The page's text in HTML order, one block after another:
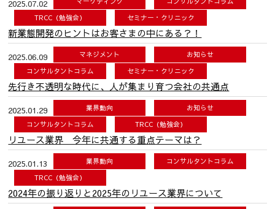
2025.07.02
TRCC（勉強会）
セミナー・クリニック
新業態開発のヒントはお客さまの中にある？！
2025.06.09 マネジメント
お知らせ
コンサルタントコラム
セミナー・クリニック
先行き不透明な時代に、人が集まり育つ会社の共通点
2025.01.29 業界動向
お知らせ
コンサルタントコラム
TRCC（勉強会）
リユース業界 今年に共通する重点テーマは？
2025.01.13 業界動向
コンサルタントコラム
TRCC（勉強会）
2024年の振り返りと2025年のリユース業界について